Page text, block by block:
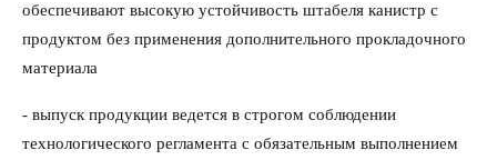
обеспечивают высокую устойчивость штабеля канистр с
продуктом без применения дополнительного прокладочного
материала
- выпуск продукции ведется в строгом соблюдении
технологического регламента с обязательным выполнением